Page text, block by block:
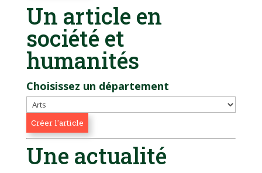
Un article en
société et
humanités
Choisissez un département
Une actualité